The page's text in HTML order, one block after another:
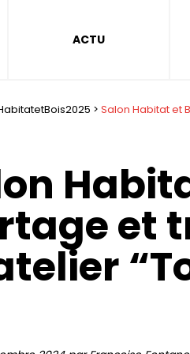
ACTU
> Salon Habitat et
et